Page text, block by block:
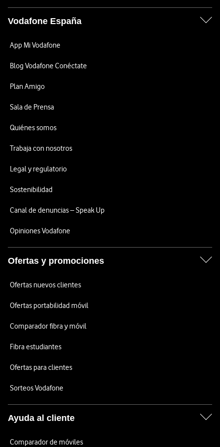
Vodafone España
App Mi Vodafone
Blog Vodafone Conéctate
Plan Amigo
Sala de Prensa
Quiénes somos
Trabaja con nosotros
Legal y regulatorio
Sostenibilidad
Canal de denuncias – Speak Up
Opiniones Vodafone
Ofertas y promociones
Ofertas nuevos clientes
Ofertas portabilidad móvil
Comparador fibra y móvil
Fibra estudiantes
Ofertas para clientes
Sorteos Vodafone
Ayuda al cliente
Comparador de móviles